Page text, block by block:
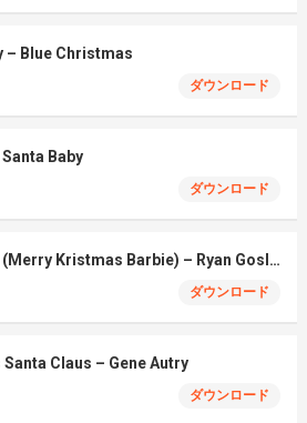
– Blue Christmas
ダウンロード
Baby
ダウンロード
I’m Just Ken (Merry Kristmas Barbie) – Ryan Gosling & Mark Ronson
ダウンロード
Santa Claus – Gene Autry
ダウンロード